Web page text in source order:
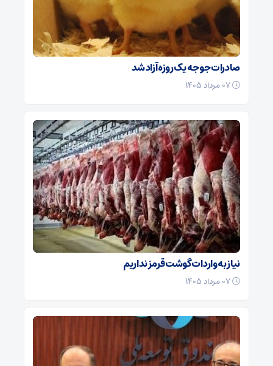
صادرات جوجه یک روزه آزاد شد
نیاز به واردات گوشت قرمز نداریم